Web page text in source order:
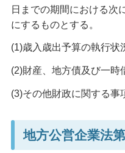
日までの期間における次
にするものとする。
(1)歳入歳出予算の執行状
(2)財産、地方債及び一時
(3)その他財政に関する事
地方公営企業法